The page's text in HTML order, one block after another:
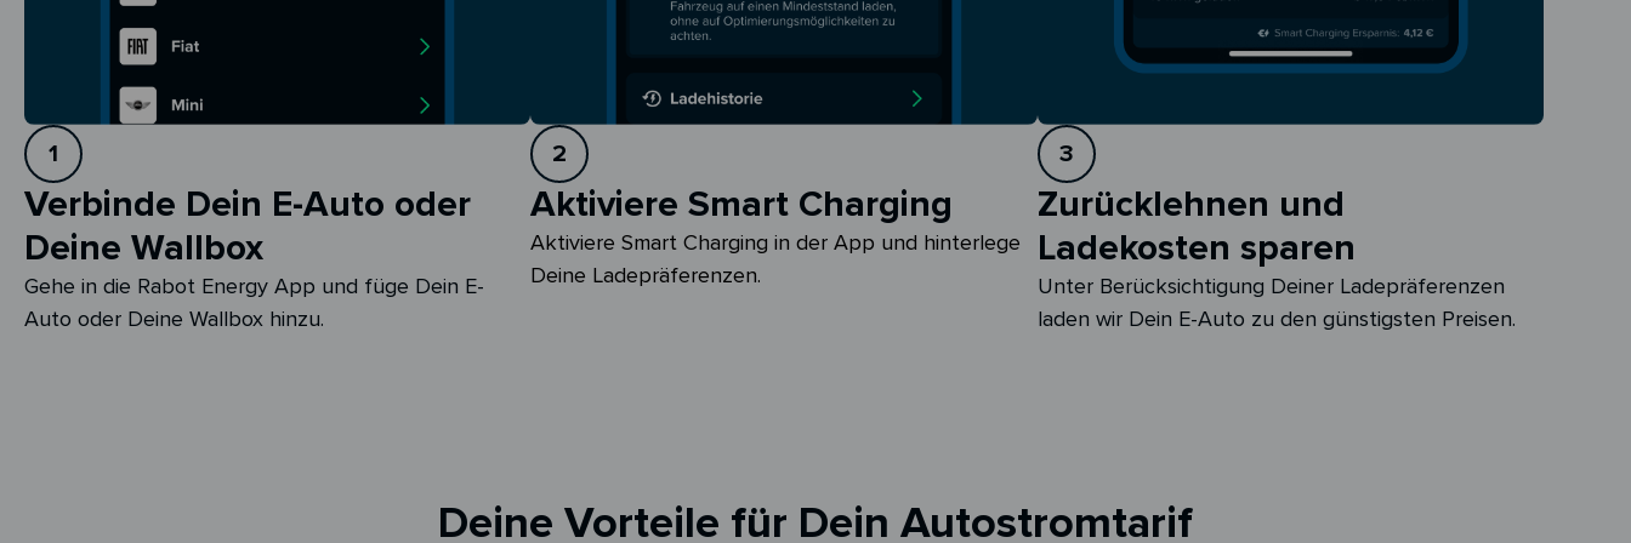
1
Verbinde Dein E-Auto oder
Deine Wallbox
Gehe in die Rabot Energy App und füge Dein E-
Auto oder Deine Wallbox hinzu.
2
Aktiviere Smart Charging
Aktiviere Smart Charging in der App und hinterlege
Deine Ladepräferenzen.
3
Zurücklehnen und
Ladekosten sparen
Unter Berücksichtigung Deiner Ladepräferenzen
laden wir Dein E-Auto zu den günstigsten Preisen.
Deine Vorteile für Dein Autostromtarif